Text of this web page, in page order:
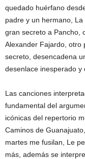
quedado huérfano
padre y un hermano,
gran secreto a Pancho,
Alexander Fajardo, otro
secreto, desencadena
desenlace inesperado y
Las canciones
fundamental del
icónicas del repertorio
Caminos de
martes me fusilan, Le
más, además se